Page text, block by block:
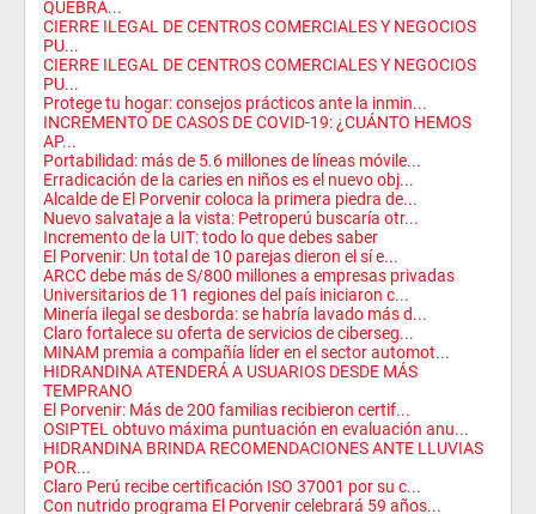
QUEBRA...
CIERRE ILEGAL DE CENTROS COMERCIALES Y NEGOCIOS
PU...
CIERRE ILEGAL DE CENTROS COMERCIALES Y NEGOCIOS
PU...
Protege tu hogar: consejos prácticos ante la inmin...
INCREMENTO DE CASOS DE COVID-19: ¿CUÁNTO HEMOS
AP...
Portabilidad: más de 5.6 millones de líneas móvile...
Erradicación de la caries en niños es el nuevo obj...
Alcalde de El Porvenir coloca la primera piedra de...
Nuevo salvataje a la vista: Petroperú buscaría otr...
Incremento de la UIT: todo lo que debes saber
El Porvenir: Un total de 10 parejas dieron el sí e...
ARCC debe más de S/800 millones a empresas privadas
Universitarios de 11 regiones del país iniciaron c...
Minería ilegal se desborda: se habría lavado más d...
Claro fortalece su oferta de servicios de ciberseg...
MINAM premia a compañía líder en el sector automot...
HIDRANDINA ATENDERÁ A USUARIOS DESDE MÁS
TEMPRANO
El Porvenir: Más de 200 familias recibieron certif...
OSIPTEL obtuvo máxima puntuación en evaluación anu...
HIDRANDINA BRINDA RECOMENDACIONES ANTE LLUVIAS
POR...
Claro Perú recibe certificación ISO 37001 por su c...
Con nutrido programa El Porvenir celebrará 59 años...